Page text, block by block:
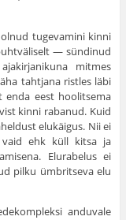
tugevamini kinni
— sündinud
mitmes
tahtjana ristles läbi
enda eest hoolitsema
kinni rabanud. Kuid
elukäigus. Nii ei
ehk küll kitsa ja
Elurabelus ei
pilku ümbritseva elu
anduvale